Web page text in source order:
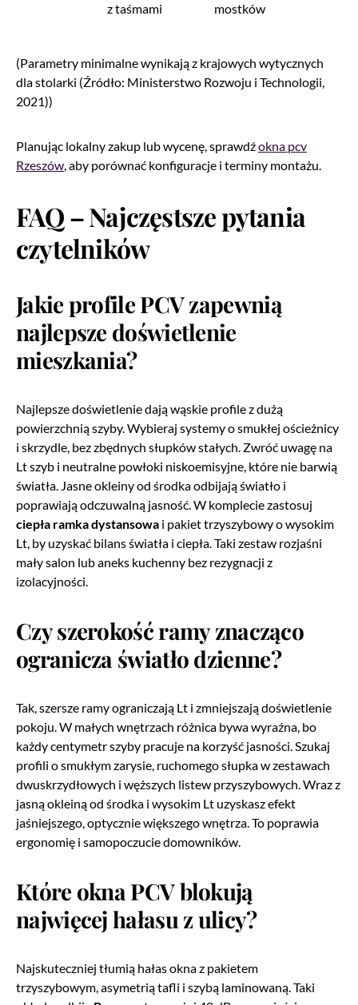
z taśmami
mostków
(Parametry minimalne wynikają z krajowych wytycznych
dla stolarki (Źródło: Ministerstwo Rozwoju i Technologii,
2021))
Planując lokalny zakup lub wycenę, sprawdźokna pcv
Rzeszów, aby porównać konfiguracje i terminy montażu.
FAQ – Najczęstsze pytania
czytelników
Jakie profile PCV zapewnią
najlepsze doświetlenie
mieszkania?
Najlepsze doświetlenie dają wąskie profile z dużą
powierzchnią szyby. Wybieraj systemy o smukłej ościeżnicy
i skrzydle, bez zbędnych słupków stałych. Zwróć uwagę na
Lt szyb i neutralne powłoki niskoemisyjne, które nie barwią
światła. Jasne okleiny od środka odbijają światło i
poprawiają odczuwalną jasność. W komplecie zastosuj
ciepła ramka dystansowa i pakiet trzyszybowy o wysokim
Lt, by uzyskać bilans światła i ciepła. Taki zestaw rozjaśni
mały salon lub aneks kuchenny bez rezygnacji z
izolacyjności.
Czy szerokość ramy znacząco
ogranicza światło dzienne?
Tak, szersze ramy ograniczają Lt i zmniejszają doświetlenie
pokoju. W małych wnętrzach różnica bywa wyraźna, bo
każdy centymetr szyby pracuje na korzyść jasności. Szukaj
profili o smukłym zarysie, ruchomego słupka w zestawach
dwuskrzydłowych i węższych listew przyszybowych. Wraz z
jasną okleiną od środka i wysokim Lt uzyskasz efekt
jaśniejszego, optycznie większego wnętrza. To poprawia
ergonomię i samopoczucie domowników.
Które okna PCV blokują
najwięcej hałasu z ulicy?
Najskuteczniej tłumią hałas okna z pakietem
trzyszybowym, asymetrią tafli i szybą laminowaną. Taki